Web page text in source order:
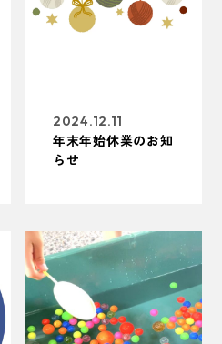
2024.12.11
年末年始休業のお知
らせ